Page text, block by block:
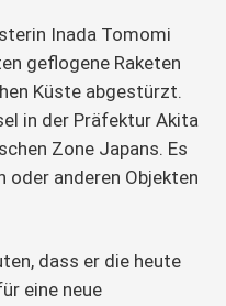
Inada Tomomi
geflogene Raketen
Küste abgestürzt.
in der Präfektur Akita
Zone Japans. Es
oder anderen Objekten
dass er die heute
eine neue